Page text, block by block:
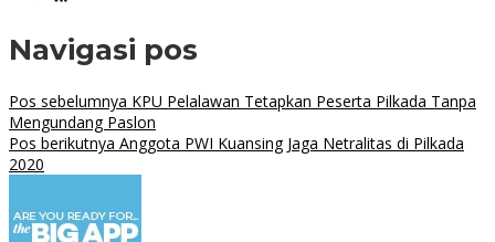
Navigasi pos
Pos sebelumnya KPU Pelalawan Tetapkan Peserta Pilkada Tanpa
Mengundang Paslon
Pos berikutnya Anggota PWI Kuansing Jaga Netralitas di Pilkada
2020